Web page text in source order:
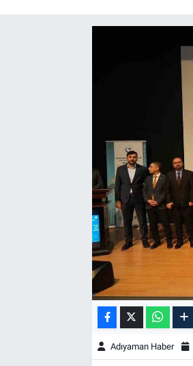
Adıyaman Haber
BİLİM VE TEKNOLOJİ
Şambayat Haber